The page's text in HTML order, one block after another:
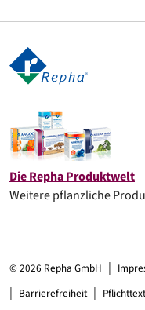
Die Repha Produktwelt
Weitere pflanzliche
© 2026 Repha GmbH
Barrierefreiheit
Pflichttext